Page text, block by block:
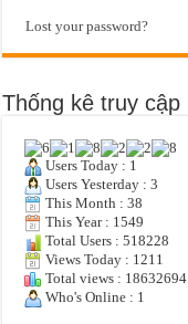
Lost your password?
Thống kê truy cập
Users Today : 1
Users Yesterday : 3
This Month : 38
This Year : 1549
Total Users : 518228
Views Today : 1211
Total views : 18632694
Who's Online : 1